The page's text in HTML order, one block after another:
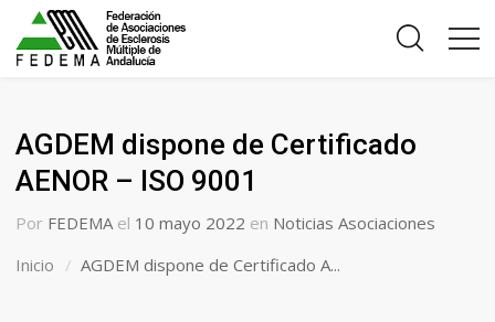
AGDEM dispone de Certificado
AENOR – ISO 9001
Por FEDEMA el 10 mayo 2022 en Noticias Asociaciones
Inicio
AGDEM dispone de Certificado A...